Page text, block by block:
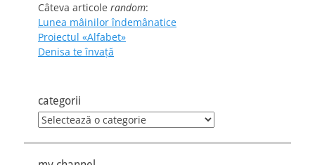
Câteva articole random:
Lunea mâinilor îndemânatice
Proiectul «Alfabet»
Denisa te învaţă
categorii
categorii